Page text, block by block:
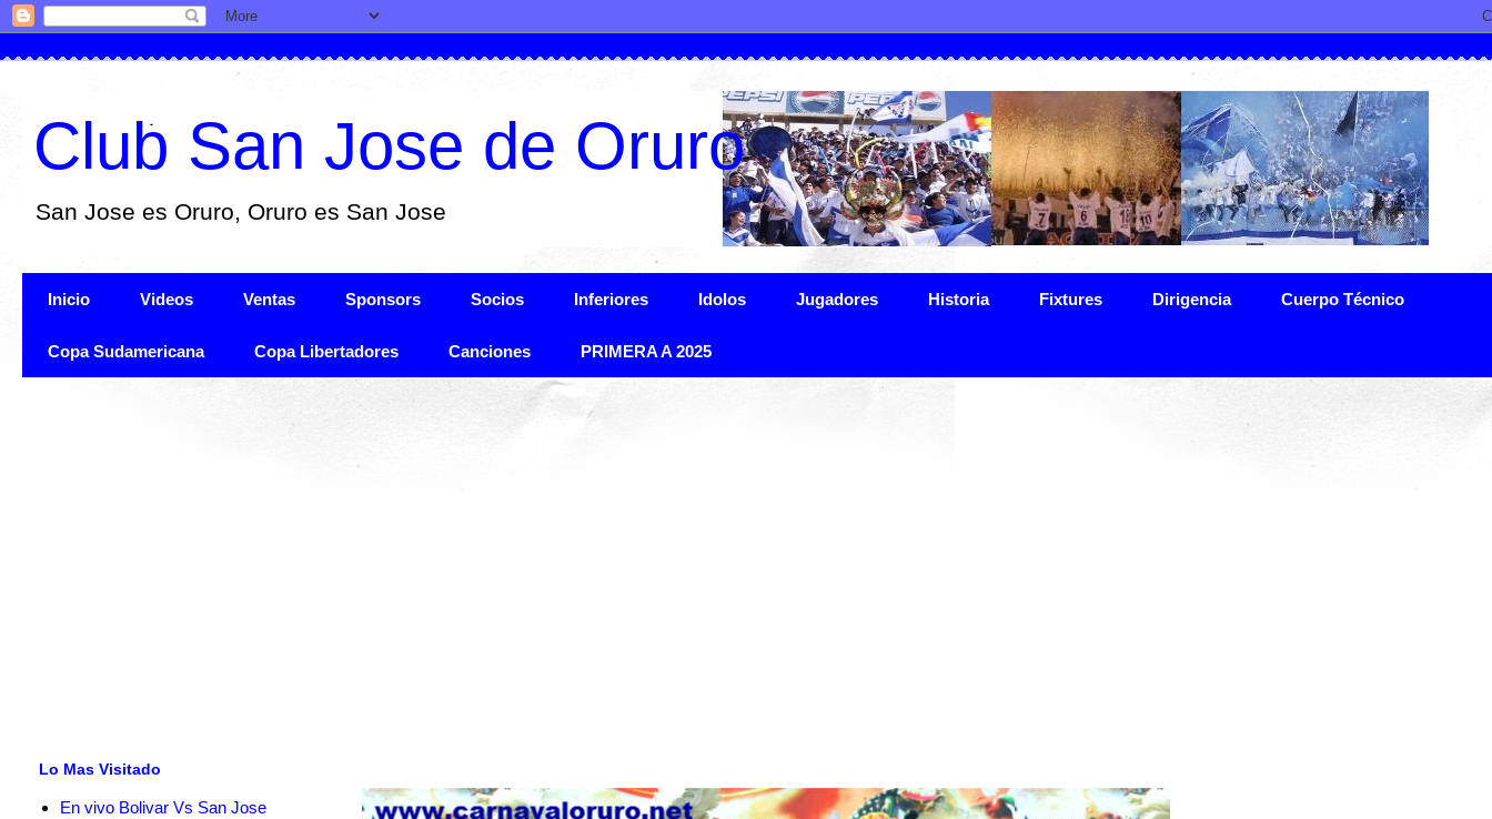
Club San Jose de Oruro
San Jose es Oruro, Oruro es San Jose
Inicio Videos Ventas Sponsors Socios Inferiores Idolos Jugadores Historia Fixtures Dirigencia Cuerpo Técnico
Copa Sudamericana Copa Libertadores Canciones PRIMERA A 2025
Lo Mas Visitado
En vivo Bolivar Vs San Jose